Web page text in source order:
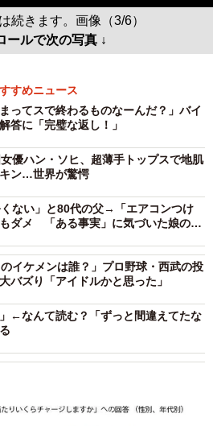
続きます。画像（3/6）
ールで次の写真 ↓
すめニュース
ってスで終わるものなーんだ？」バイ
答に「完璧な返し！」
女優ハン・ソヒ、超薄手トップスで地肌
ン…世界が驚愕
ない」と80代の父→「エアコンつけ
ダメ 「ある事実」に気づいた娘の熱
のイケメンは誰？」プロ野球・西武の投
バズり「アイドルかと思った」
←なんて読む？「ずっと間違えてたな